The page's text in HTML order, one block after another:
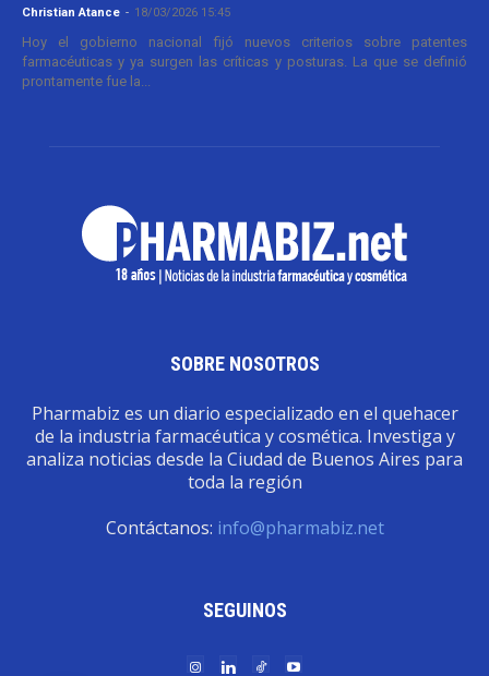
Christian Atance - 18/03/2026 15:45
Hoy el gobierno nacional fijó nuevos criterios sobre patentes
farmacéuticas y ya surgen las críticas y posturas. La que se definió
prontamente fue la...
SOBRE NOSOTROS
Pharmabiz es un diario especializado en el quehacer
de la industria farmacéutica y cosmética. Investiga y
analiza noticias desde la Ciudad de Buenos Aires para
toda la región
Contáctanos: info@pharmabiz.net
SEGUINOS